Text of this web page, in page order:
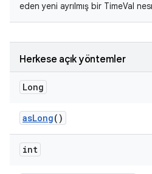
eden yeni ayrılmış bir TimeVal
Herkese açık yöntemler
Long
asLong()
int